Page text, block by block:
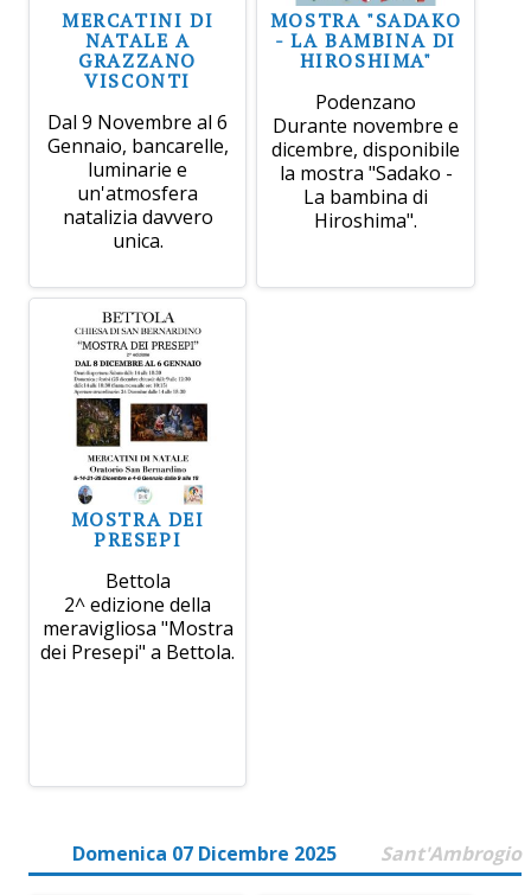
MERCATINI DI
NATALE A
GRAZZANO
VISCONTI
Dal 9 Novembre al 6
Gennaio, bancarelle,
luminarie e
un'atmosfera
natalizia davvero
unica.
MOSTRA "SADAKO
- LA BAMBINA DI
HIROSHIMA"
Podenzano
Durante novembre e
dicembre, disponibile
la mostra "Sadako -
La bambina di
Hiroshima".
MOSTRA DEI
PRESEPI
Bettola
2^ edizione della
meravigliosa "Mostra
dei Presepi" a Bettola.
Domenica 07 Dicembre 2025 Sant'Ambrogio